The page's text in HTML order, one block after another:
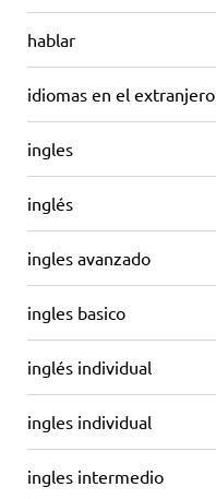
hablar
idiomas en el extranjero
ingles
inglés
ingles avanzado
ingles basico
inglés individual
ingles individual
ingles intermedio